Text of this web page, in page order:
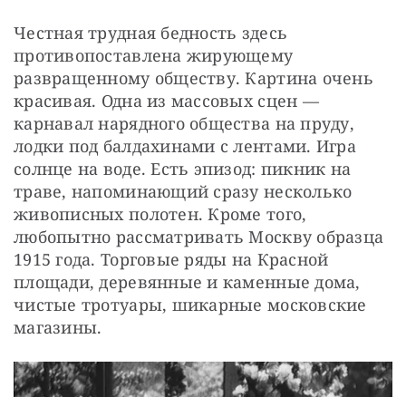
Честная трудная бедность здесь
противопоставлена жирующему
развращенному обществу. Картина очень
красивая. Одна из массовых сцен —
карнавал нарядного общества на пруду,
лодки под балдахинами с лентами. Игра
солнце на воде. Есть эпизод: пикник на
траве, напоминающий сразу несколько
живописных полотен. Кроме того,
любопытно рассматривать Москву образца
1915 года. Торговые ряды на Красной
площади, деревянные и каменные дома,
чистые тротуары, шикарные московские
магазины.